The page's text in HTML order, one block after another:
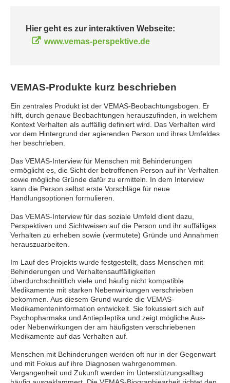
Hier geht es zur interaktiven Webseite:
www.vemas-perspektive.de
VEMAS-Produkte kurz beschrieben
Ein zentrales Produkt ist der VEMAS-Beobachtungsbogen. Er
hilft, durch genaue Beobachtungen herauszufinden, in welchem
Kontext Verhalten als auffällig definiert wird. Das Verhalten wird
vor dem Hintergrund der agierenden Person und ihres Umfeldes
her beschrieben.
Das VEMAS-Interview für Menschen mit Behinderungen
ermöglicht es, die Sicht der betroffenen Person auf ihr Verhalten
sowie mögliche Gründe dafür zu ermitteln. In dem Interview
kann die Person selbst erste Vorschläge für neue
Handlungsoptionen formulieren.
Das VEMAS-Interview für das soziale Umfeld dient dazu,
Perspektiven und Sichtweisen auf die Person und ihr auffälliges
Verhalten zu erheben sowie (vermutete) Gründe und Annahmen
herauszuarbeiten.
Im Lauf des Projekts wurde festgestellt, dass Menschen mit
Behinderungen und Verhaltensauffälligkeiten
überdurchschnittlich viele und häufig nicht kompatible
Medikamente mit starken Nebenwirkungen verschrieben
bekommen. Aus diesem Grund wurde die VEMAS-
Medikamenteninformation entwickelt. Sie fokussiert sich auf
Psychopharmaka und Antiepileptika und zeigt mögliche Aus-
oder Nebenwirkungen der am häufigsten verschriebenen
Medikamente auf das Verhalten auf.
Menschen mit Behinderungen werden oft nur in der Gegenwart
und mit Fokus auf ihre Diagnosen wahrgenommen.
Vergangenheit und Zukunft werden im Unterstützungsalltag